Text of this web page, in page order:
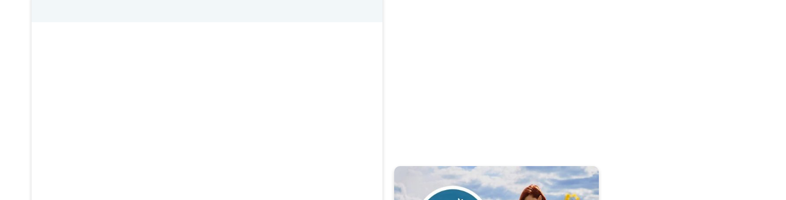
Simptomi alergije in kako jih lajšati. Alergija na cvetni prah. . .